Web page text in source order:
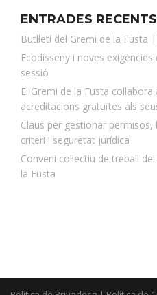
ENTRADES RECENTS
Butlletí del Gremi de la Fusta |
Ecodisseny i noves
sessió
El Gremi de la Fusta
acreditacions gratuïtes als
Claus per gestionar permisos,
criteri i seguretat jurídica
Conveni col·lectiu de treball
la Fusta